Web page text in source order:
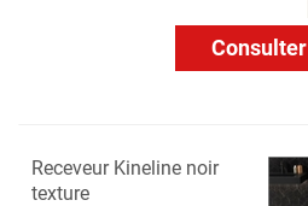
Consulter
Receveur Kineline noir
texture